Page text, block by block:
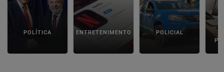
POLÍTICA ENTRETENIMENTO POLICIAL